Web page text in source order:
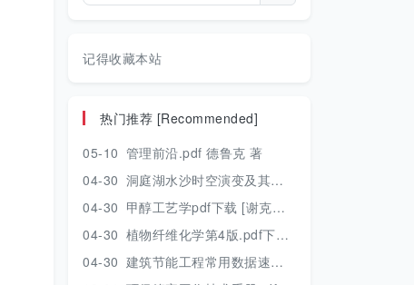
记得收藏本站
热门推荐 [Recommended]
05-10 管理前沿.pdf 德鲁克 著
04-30 洞庭湖水沙时空演变及其对水资源安全的影响研究.pdf 胡光伟 著 2017年版
04-30 甲醇工艺学pdf下载 [谢克昌 房鼎业主编] 2010年版
04-30 植物纤维化学第4版.pdf下载 [裴继诚主编] 2012年版
04-30 建筑节能工程常用数据速查手册.pdf下载 [陈慢勤著] 2010年版